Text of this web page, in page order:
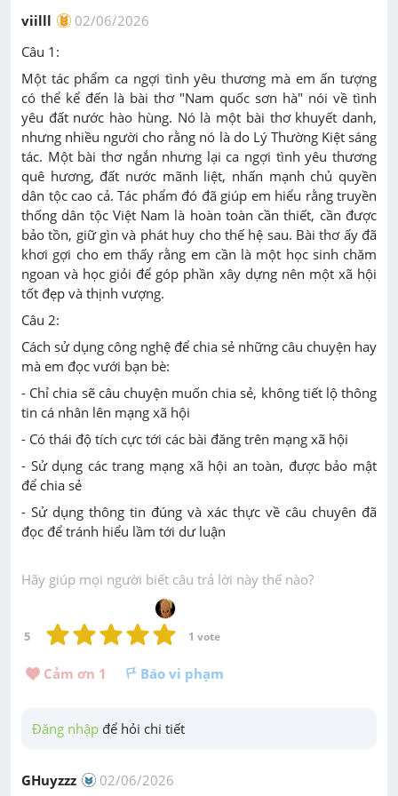
viilll
02/06/2026
Câu 1:
Một tác phẩm ca ngợi tình yêu thương mà em ấn tượng
có thể kể đến là bài thơ "Nam quốc sơn hà" nói về tình
yêu đất nước hào hùng. Nó là một bài thơ khuyết danh,
nhưng nhiều người cho rằng nó là do Lý Thường Kiệt sáng
tác. Một bài thơ ngắn nhưng lại ca ngợi tình yêu thương
quê hương, đất nước mãnh liệt, nhấn mạnh chủ quyền
dân tộc cao cả. Tác phẩm đó đã giúp em hiểu rằng truyền
thống dân tộc Việt Nam là hoàn toàn cần thiết, cần được
bảo tồn, giữ gìn và phát huy cho thế hệ sau. Bài thơ ấy đã
khơi gợi cho em thấy rằng em cần là một học sinh chăm
ngoan và học giỏi để góp phần xây dựng nên một xã hội
tốt đẹp và thịnh vượng.
Câu 2:
Cách sử dụng công nghệ để chia sẻ những câu chuyện hay
mà em đọc vưới bạn bè:
- Chỉ chia sẽ câu chuyện muốn chia sẻ, không tiết lộ thông
tin cá nhân lên mạng xã hội
- Có thái độ tích cực tới các bài đăng trên mạng xã hội
- Sử dụng các trang mạng xã hội an toàn, được bảo mật
để chia sẻ
- Sử dụng thông tin đúng và xác thực về câu chuyên đã
đọc để tránh hiểu lầm tới dư luận
Hãy giúp mọi người biết câu trả lời này thế nào?
5 1 vote
Cảm ơn 1 Báo vi phạm
Đăng nhập để hỏi chi tiết
GHuyzzz 02/06/2026